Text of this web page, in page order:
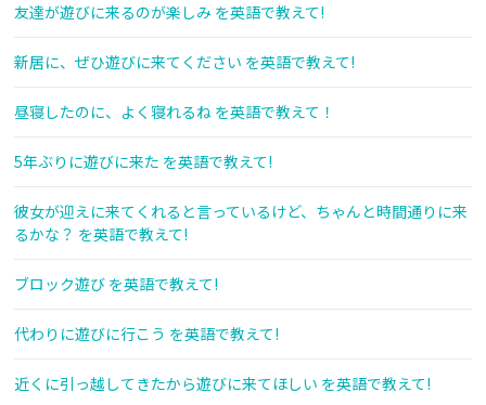
友達が遊びに来るのが楽しみ を英語で教えて!
新居に、ぜひ遊びに来てください を英語で教えて!
昼寝したのに、よく寝れるね を英語で教えて！
5年ぶりに遊びに来た を英語で教えて!
彼女が迎えに来てくれると言っているけど、ちゃんと時間通りに来
るかな？ を英語で教えて!
ブロック遊び を英語で教えて!
代わりに遊びに行こう を英語で教えて!
近くに引っ越してきたから遊びに来てほしい を英語で教えて!